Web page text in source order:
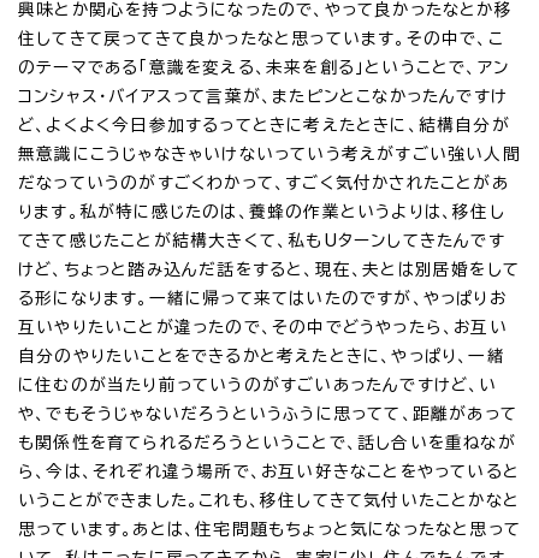
興味とか関心を持つようになったので、やって良かったなとか移
住してきて戻ってきて良かったなと思っています。その中で、こ
のテーマである「意識を変える、未来を創る」ということで、アン
コンシャス・バイアスって言葉が、またピンとこなかったんですけ
ど、よくよく今日参加するってときに考えたときに、結構自分が
無意識にこうじゃなきゃいけないっていう考えがすごい強い人間
だなっていうのがすごくわかって、すごく気付かされたことがあ
ります。私が特に感じたのは、養蜂の作業というよりは、移住し
てきて感じたことが結構大きくて、私もUターンしてきたんです
けど、ちょっと踏み込んだ話をすると、現在、夫とは別居婚をして
る形になります。一緒に帰って来てはいたのですが、やっぱりお
互いやりたいことが違ったので、その中でどうやったら、お互い
自分のやりたいことをできるかと考えたときに、やっぱり、一緒
に住むのが当たり前っていうのがすごいあったんですけど、い
や、でもそうじゃないだろうというふうに思ってて、距離があって
も関係性を育てられるだろうということで、話し合いを重ねなが
ら、今は、それぞれ違う場所で、お互い好きなことをやっていると
いうことができました。これも、移住してきて気付いたことかなと
思っています。あとは、住宅問題もちょっと気になったなと思って